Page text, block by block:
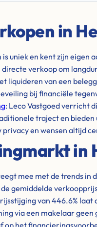
in
uniek en kent zijn eigen
verkoop om
liquideren van een
bij financiële
: Leco Vastgoed verricht
traject en bieden
en wensen altijd
in
mee met de trends in
gemiddelde verkoopprijs
van 446.6% laat
via een makelaar geen
op het